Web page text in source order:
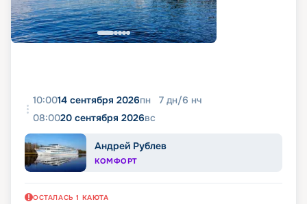
10:0014 сентября 2026пн 7 дн/6 нч
08:0020 сентября 2026вс
Андрей Рублев
КОМФОРТ
ОСТАЛАСЬ 1 КАЮТА